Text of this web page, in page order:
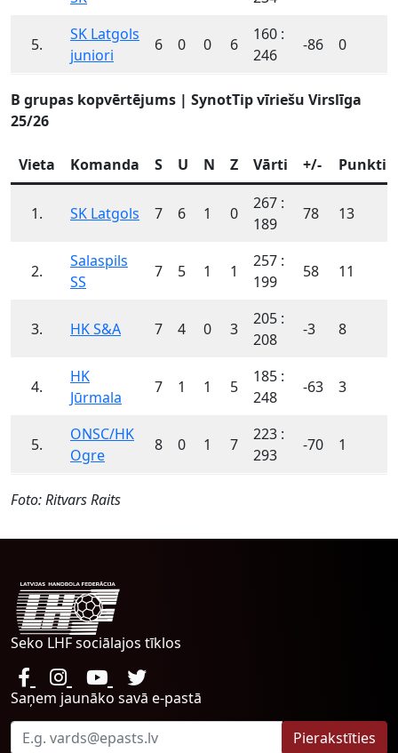
5.
SK Latgols
juniori
6 0 0 6
160 :
246
-86 0
B grupas kopvērtējums | SynotTip vīriešu Virslīga
25/26
Vieta Komanda S U N Z Vārti +/- Punkti
1. SK Latgols 7 6 1 0
267 :
189
78 13
2.
Salaspils
SS
7 5 1 1
257 :
199
58 11
3. HK S&A 7 4 0 3
205 :
208
-3 8
4.
HK
Jūrmala
7 1 1 5
185 :
248
-63 3
5.
ONSC/HK
Ogre
8 0 1 7
223 :
293
-70 1
Foto: Ritvars Raits
Seko LHF sociālajos tīklos
Saņem jaunāko savā e-pastā